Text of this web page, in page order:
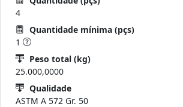
4
Quantidade mínima (pçs)
1
Peso total (kg)
25.000,0000
Qualidade
ASTM A 572 Gr. 50